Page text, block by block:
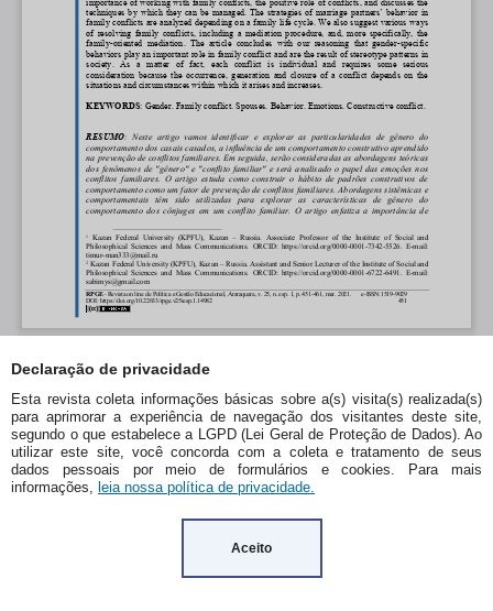
Declaração de privacidade
Esta revista coleta informações básicas sobre a(s) visita(s) realizada(s)
para aprimorar a experiência de navegação dos visitantes deste site,
segundo o que estabelece a LGPD (Lei Geral de Proteção de Dados). Ao
utilizar este site, você concorda com a coleta e tratamento de seus
dados pessoais por meio de formulários e cookies. Para mais
informações, leia nossa política de privacidade.
Aceito